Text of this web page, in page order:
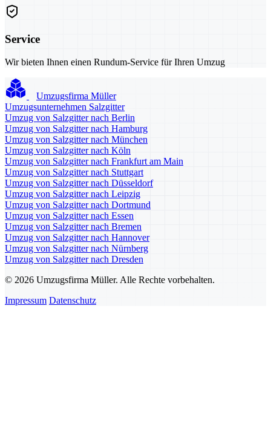
Service
Wir bieten Ihnen einen Rundum-Service für Ihren Umzug
Umzugsfirma Müller
Umzugsunternehmen Salzgitter
Umzug von Salzgitter nach Berlin
Umzug von Salzgitter nach Hamburg
Umzug von Salzgitter nach München
Umzug von Salzgitter nach Köln
Umzug von Salzgitter nach Frankfurt am Main
Umzug von Salzgitter nach Stuttgart
Umzug von Salzgitter nach Düsseldorf
Umzug von Salzgitter nach Leipzig
Umzug von Salzgitter nach Dortmund
Umzug von Salzgitter nach Essen
Umzug von Salzgitter nach Bremen
Umzug von Salzgitter nach Hannover
Umzug von Salzgitter nach Nürnberg
Umzug von Salzgitter nach Dresden
© 2026 Umzugsfirma Müller. Alle Rechte vorbehalten.
Impressum Datenschutz